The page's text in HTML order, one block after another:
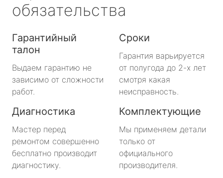
обязательства
Гарантийный
талон
Выдаем гарантию не
зависимо от сложности
работ.
Сроки
Гарантия варьируется
от полугода до 2-х лет
смотря какая
неисправность.
Диагностика
Мастер перед
ремонтом совершенно
бесплатно производит
диагностику.
Комплектующие
Мы применяем детали
только от
официального
производителя.